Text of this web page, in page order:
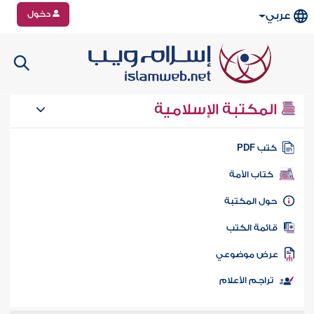
عربي دخول
المكتبة الإسلامية
كتب PDF
كتاب الأمة
المكتبة
الكتب
موضوعي